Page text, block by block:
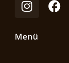
Menü